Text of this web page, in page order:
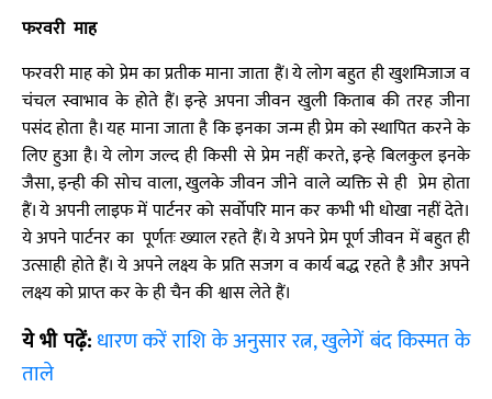
फरवरी माह
फरवरी माह को प्रेम का प्रतीक माना जाता हैं। ये लोग बहुत ही खुशमिजाज व
चंचल स्वाभाव के होते हैं। इन्हे अपना जीवन खुली किताब की तरह जीना
पसंद होता है। यह माना जाता है कि इनका जन्म ही प्रेम को स्थापित करने के
लिए हुआ है। ये लोग जल्द ही किसी से प्रेम नहीं करते, इन्हे बिलकुल इनके
जैसा, इन्ही की सोच वाला, खुलके जीवन जीने वाले व्यक्ति से ही प्रेम होता
हैं। ये अपनी लाइफ में पार्टनर को सर्वोपरि मान कर कभी भी धोखा नहीं देते।
ये अपने पार्टनर का पूर्णतः ख्याल रहते हैं। ये अपने प्रेम पूर्ण जीवन में बहुत ही
उत्साही होते हैं। ये अपने लक्ष्य के प्रति सजग व कार्य बद्ध रहते है और अपने
लक्ष्य को प्राप्त कर के ही चैन की श्वास लेते हैं।
ये भी पढ़ें:धारण करें राशि के अनुसार रत्न, खुलेगें बंद किस्मत के
ताले